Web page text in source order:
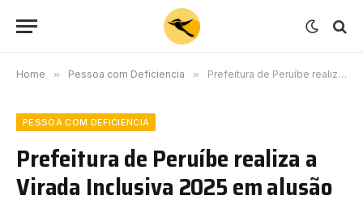
Home » Pessoa com Deficiencia » Prefeitura de Peruíbe realiza a Virada Inclusiva 2025 em alusão ao Dia Mundial da Pessoa com Deficiência
PESSOA COM DEFICIENCIA
Prefeitura de Peruíbe realiza a
Virada Inclusiva 2025 em alusão